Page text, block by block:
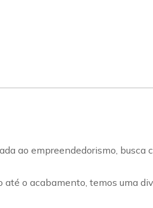
ao empreendedorismo,
o acabamento, temos uma